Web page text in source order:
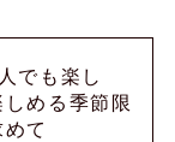
でも楽し
める季節限
て